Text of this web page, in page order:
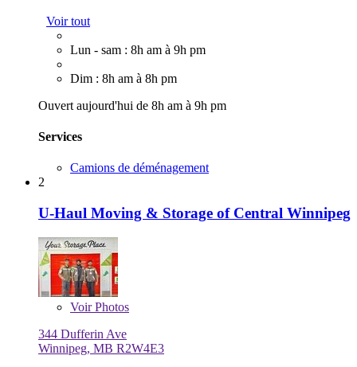
Voir tout
Lun - sam : 8h am à 9h pm
Dim : 8h am à 8h pm
Ouvert aujourd'hui de 8h am à 9h pm
Services
Camions de déménagement
2
U-Haul Moving & Storage of Central Winnipeg
VoirPhotos
344 Dufferin Ave
Winnipeg, MB R2W4E3